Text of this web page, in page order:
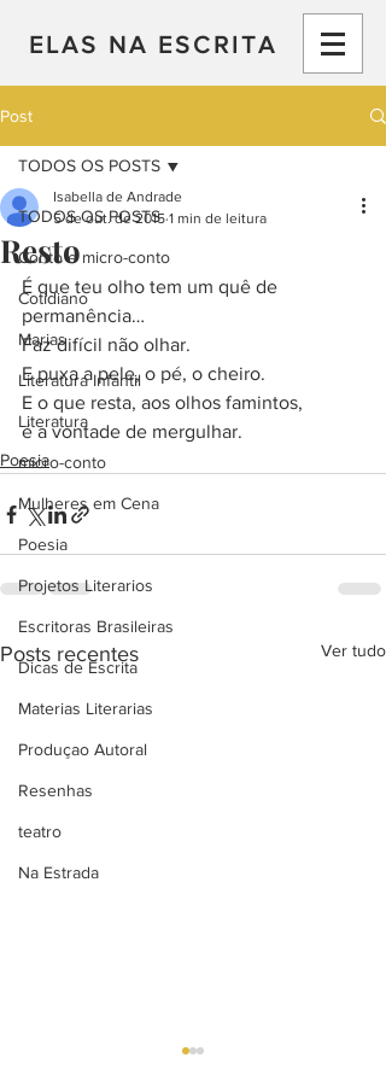
ELAS NA ESCRITA
Post
TODOS OS POSTS
Conto e micro-conto
Cotidiano
Marias
Literatura Infantil
Literatura
micro-conto
Mulheres em Cena
Poesia
Projetos Literarios
Escritoras Brasileiras
Dicas de Escrita
Materias Literarias
Produçao Autoral
Resenhas
teatro
Na Estrada
TODOS OS POSTS
Resto
Isabella de Andrade
5 de out. de 2015 1 min de leitura
É que teu olho tem um quê de
permanência…
Faz difícil não olhar.
E puxa a pele, o pé, o cheiro.
E o que resta, aos olhos famintos,
é a vontade de mergulhar.
Poesia
Posts recentes Ver tudo